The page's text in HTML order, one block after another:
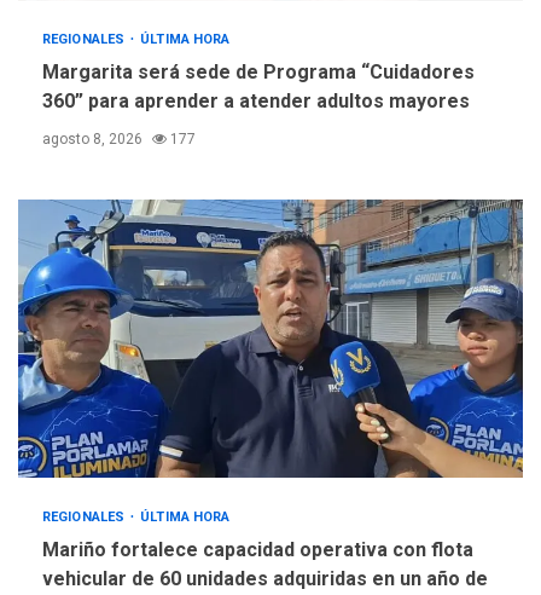
REGIONALES ÚLTIMA HORA
Margarita será sede de Programa “Cuidadores
360” para aprender a atender adultos mayores
agosto 8, 2026 177
REGIONALES ÚLTIMA HORA
Mariño fortalece capacidad operativa con flota
vehicular de 60 unidades adquiridas en un año de